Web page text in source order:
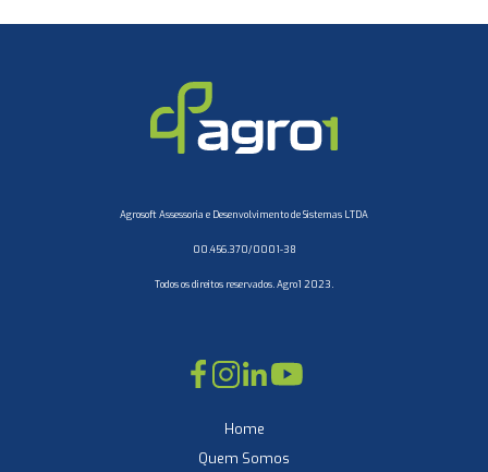
Agrosoft Assessoria e Desenvolvimento de Sistemas LTDA
00.456.370/0001-38
Todos os direitos reservados. Agro1 2023.
Home
Quem Somos